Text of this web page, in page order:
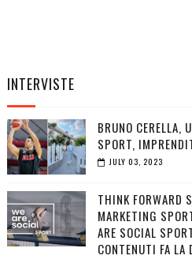
INTERVISTE
BRUNO CERELLA,
SPORT,
JULY 03, 2023
THINK FORWARD
MARKETING
ARE SOCIAL
CONTENUTI FA LA